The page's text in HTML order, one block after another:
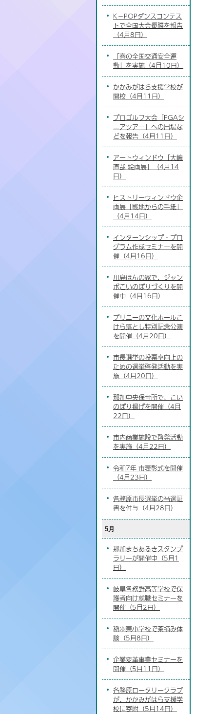
K－POPダンスコンテス
トで全国大会優勝を報告
（4月8日）
「春の全国交通安全運
動」を実施（4月10日）
かかみがはら支援学校が
開校（4月11日）
プロゴルフ大会「PGAシ
ニアツアー」への出場な
どを報告（4月11日）
アートウィンドウ「大嶋
直哉 絵画展」（4月14
日）
ヒストリーウィンドウ企
画展「戦地からの手紙」
（4月14日）
インターンシップ・プロ
グラム作成セミナーを開
催（4月16日）
川島ほんの家で、ジャン
ボこいのぼりづくりを開
催中（4月16日）
プリニーの文化ホールこ
けら落とし特別記念公演
を開催（4月20日）
市長選挙の投票率向上の
ための選挙啓発活動を実
施（4月20日）
那加中央保育所で、こい
のぼり揚げを開催（4月
22日）
市内商業施設で啓発活動
を実施（4月22日）
令和7年 市表彰式を開催
（4月23日）
各務原市長選挙の当選証
書を付与（4月28日）
5月
那加まちあるきスタンプ
ラリーが開催中（5月1
日）
岐阜各務野高等学校で保
護者向け就職セミナーを
開催（5月2日）
稲羽東小学校で茶摘み体
験（5月8日）
企業変革事業セミナーを
開催（5月11日）
各務原ロータリークラブ
が、かかみがはら支援学
校に寄附（5月14日）